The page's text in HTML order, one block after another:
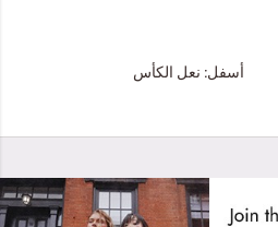
أسفل: نعل الكأس